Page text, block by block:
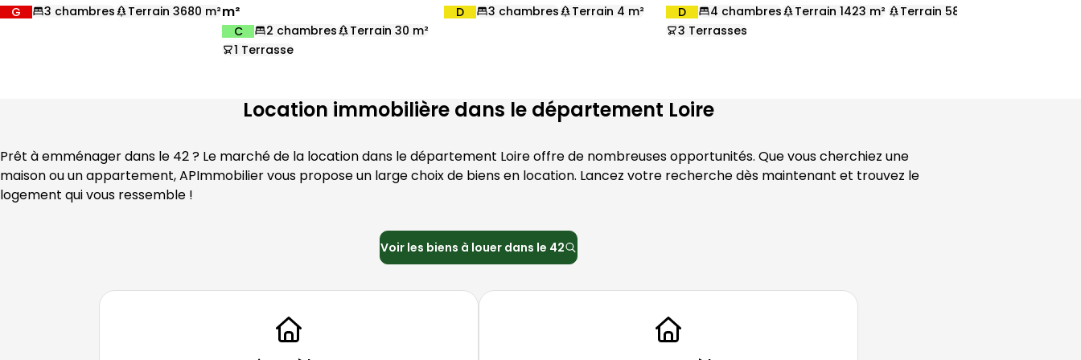
DPE :
G 3 chambres Terrain 3680 m²m²
DPE :
C
,
2 chambres
,
Terrain 30 m²
1 Terrasse
DPE :
D 3 chambres Terrain 4 m² DPE :
D
,
4 chambres
,
Terrain 1423 m²
3 Terrasses
Terrain 580 m²
Location immobilière dans le département Loire
Prêt à emménager dans le 42 ? Le marché de la location dans le département Loire offre de nombreuses opportunités. Que vous cherchiez une
maison ou un appartement, APImmobilier vous propose un large choix de biens en location. Lancez votre recherche dès maintenant et trouvez le
logement qui vous ressemble !
Voir les biens à louer dans le 42